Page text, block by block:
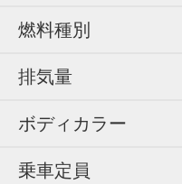
燃料種別
排気量
ボディカラー
乗車定員